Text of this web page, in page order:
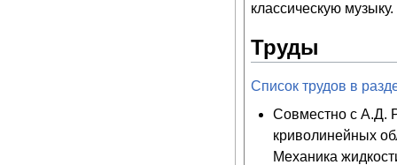
классическую музыку.
Труды
Список трудов в
Совместно с А.Д.
криволинейных
Механика